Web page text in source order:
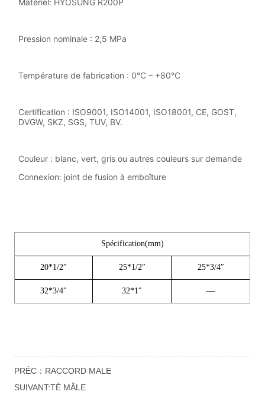
PRÉC： RACCORD MALE
SUIVANT:TÉ MÂLE